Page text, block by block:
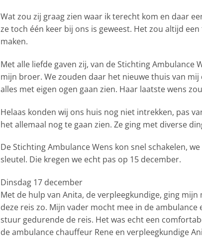
Wat zou zij graag zien waar ik terecht kom en daar
ze toch één keer bij ons is geweest. Het zou altijd
maken.
Met alle liefde gaven zij, van de Stichting Ambulance
mijn broer. We zouden daar het nieuwe thuis van
alles met eigen ogen gaan zien. Haar laatste wens
Helaas konden wij ons huis nog niet intrekken, pas
het allemaal nog te gaan zien. Ze ging met diverse
De Stichting Ambulance Wens kon snel schakelen,
sleutel. Die kregen we echt pas op 15 december.
Dinsdag 17 december
Met de hulp van Anita, de verpleegkundige, ging
deze reis zo. Mijn vader mocht mee in de
stuur gedurende de reis. Het was echt een
de ambulance chauffeur Rene en verpleegkundige